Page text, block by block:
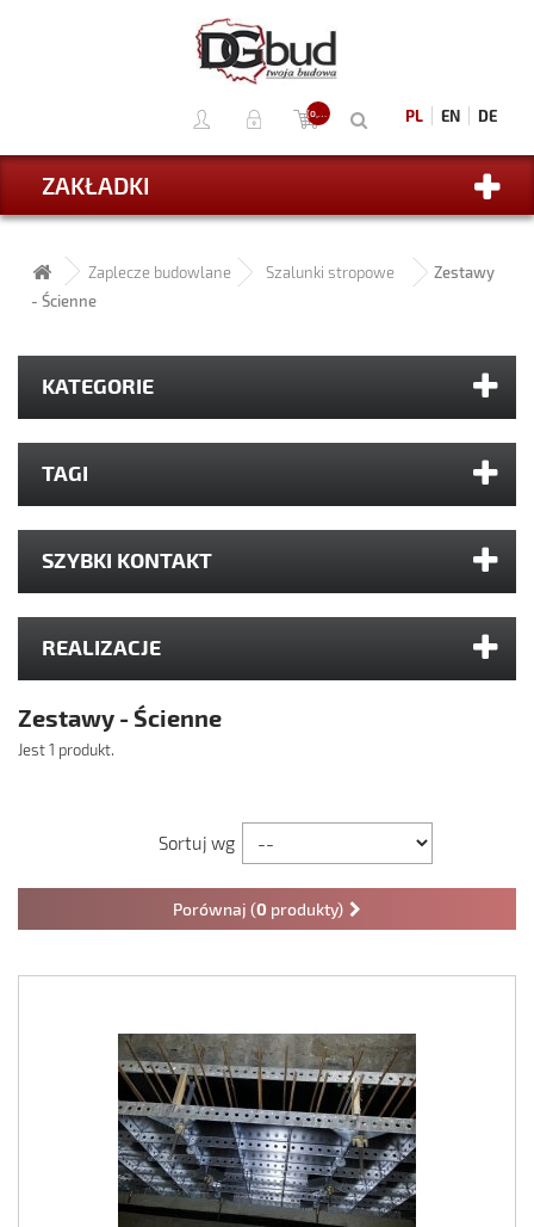
PL EN DE
(0,00 ZŁ)
ZAKŁADKI
Zaplecze budowlane Szalunki stropowe
Zestawy
- Ścienne
KATEGORIE
TAGI
SZYBKI KONTAKT
REALIZACJE
Zestawy - Ścienne
Jest 1 produkt.
Sortuj wg
Porównaj (0 produkty)